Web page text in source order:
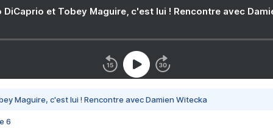
DiCaprio et Tobey Maguire, c'est lui ! Rencontre avec
Maguire, c'est lui ! Rencontre avec Damien Witecka
6